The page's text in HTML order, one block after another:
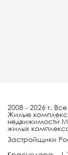
2008 - 2026 г.
Жилые
недвижимости
жилых
Застройщики